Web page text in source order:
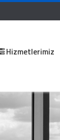
Hizmetlerimiz